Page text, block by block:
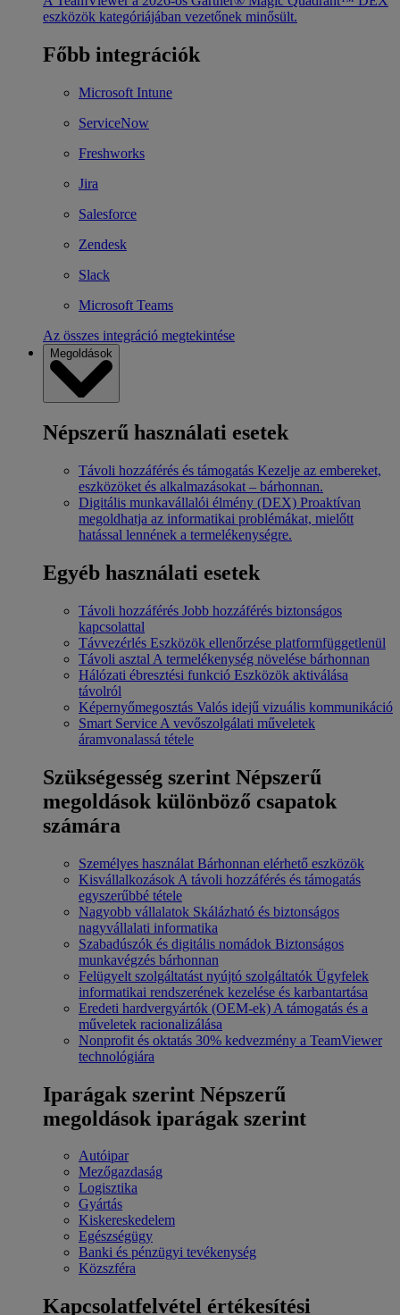
eszközök kategóriájában vezetőnek minősült.
Főbb integrációk
Microsoft Intune
ServiceNow
Freshworks
Jira
Salesforce
Zendesk
Slack
Microsoft Teams
Az összes integráció megtekintése
Megoldások
Népszerű használati esetek
Távoli hozzáférés és támogatás Kezelje az embereket,
eszközöket és alkalmazásokat – bárhonnan.
Digitális munkavállalói élmény (DEX) Proaktívan
megoldhatja az informatikai problémákat, mielőtt
hatással lennének a termelékenységre.
Egyéb használati esetek
Távoli hozzáférés Jobb hozzáférés biztonságos
kapcsolattal
Távvezérlés Eszközök ellenőrzése platformfüggetlenül
Távoli asztal A termelékenység növelése bárhonnan
Hálózati ébresztési funkció Eszközök aktiválása
távolról
Képernyőmegosztás Valós idejű vizuális kommunikáció
Smart Service A vevőszolgálati műveletek
áramvonalassá tétele
Szükségesség szerint Népszerű
megoldások különböző csapatok
számára
Személyes használat Bárhonnan elérhető eszközök
Kisvállalkozások A távoli hozzáférés és támogatás
egyszerűbbé tétele
Nagyobb vállalatok Skálázható és biztonságos
nagyvállalati informatika
Szabadúszók és digitális nomádok Biztonságos
munkavégzés bárhonnan
Felügyelt szolgáltatást nyújtó szolgáltatók Ügyfelek
informatikai rendszerének kezelése és karbantartása
Eredeti hardvergyártók (OEM-ek) A támogatás és a
műveletek racionalizálása
Nonprofit és oktatás 30% kedvezmény a TeamViewer
technológiára
Iparágak szerint Népszerű
megoldások iparágak szerint
Autóipar
Mezőgazdaság
Logisztika
Gyártás
Kiskereskedelem
Egészségügy
Banki és pénzügyi tevékenység
Közszféra
Kapcsolatfelvétel értékesítési